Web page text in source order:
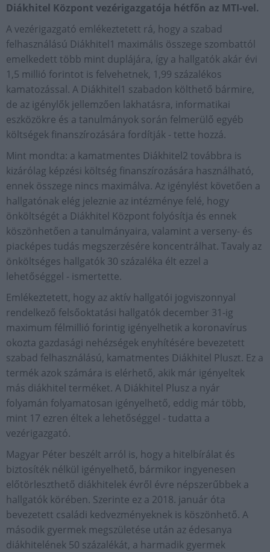
Diákhitel Központ vezérigazgatója hétfőn az MTI-vel.
A vezérigazgató emlékeztetett rá, hogy a szabad
felhasználású Diákhitel1 maximális összege szombattól
emelkedett több mint duplájára, így a hallgatók akár évi
1,5 millió forintot is felvehetnek, 1,99 százalékos
kamatozással. A Diákhitel1 szabadon költhető bármire,
de az igénylők jellemzően lakhatásra, informatikai
eszközökre és a tanulmányok során felmerülő egyéb
költségek finanszírozására fordítják - tette hozzá.
Mint mondta: a kamatmentes Diákhitel2 továbbra is
kizárólag képzési költség finanszírozására használható,
ennek összege nincs maximálva. Az igénylést követően a
hallgatónak elég jeleznie az intézménye felé, hogy
önköltségét a Diákhitel Központ folyósítja és ennek
köszönhetően a tanulmányaira, valamint a verseny- és
piacképes tudás megszerzésére koncentrálhat. Tavaly az
önköltséges hallgatók 30 százaléka élt ezzel a
lehetőséggel - ismertette.
Emlékeztetett, hogy az aktív hallgatói jogviszonnyal
rendelkező felsőoktatási hallgatók december 31-ig
maximum félmillió forintig igényelhetik a koronavírus
okozta gazdasági nehézségek enyhítésére bevezetett
szabad felhasználású, kamatmentes Diákhitel Pluszt. Ez a
termék azok számára is elérhető, akik már igényeltek
más diákhitel terméket. A Diákhitel Plusz a nyár
folyamán folyamatosan igényelhető, eddig már több,
mint 17 ezren éltek a lehetőséggel - tudatta a
vezérigazgató.
Magyar Péter beszélt arról is, hogy a hitelbírálat és
biztosíték nélkül igényelhető, bármikor ingyenesen
előtörleszthető diákhitelek évről évre népszerűbbek a
hallgatók körében. Szerinte ez a 2018. január óta
bevezetett családi kedvezményeknek is köszönhető. A
második gyermek megszületése után az édesanya
diákhitelének 50 százalékát, a harmadik gyermek